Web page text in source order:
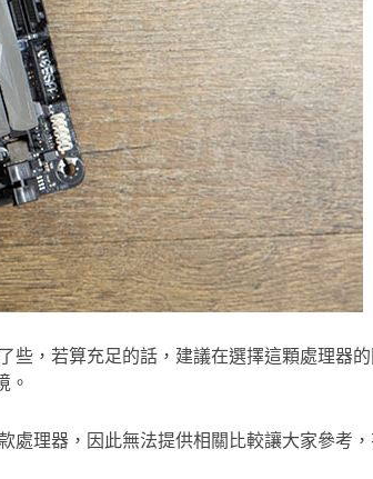
些，若算充足的話，建議在選擇這顆處理器
。
處理器，因此無法提供相關比較讓大家參考